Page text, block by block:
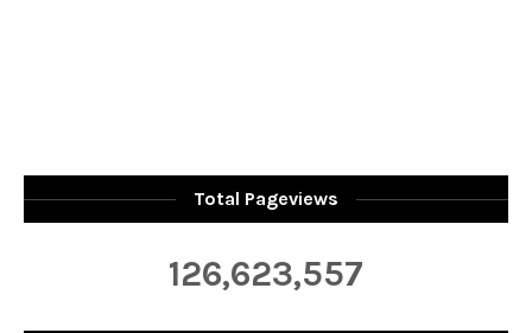
Total Pageviews
126,623,557